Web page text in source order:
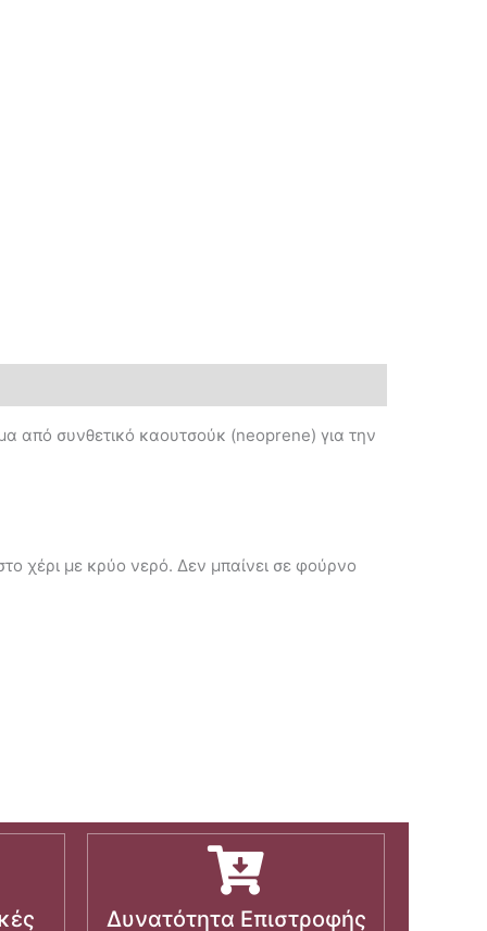
από συνθετικό καουτσούκ (neoprene) για την
χέρι με κρύο νερό. Δεν μπαίνει σε φούρνο
Δυνατότητα Επιστροφής